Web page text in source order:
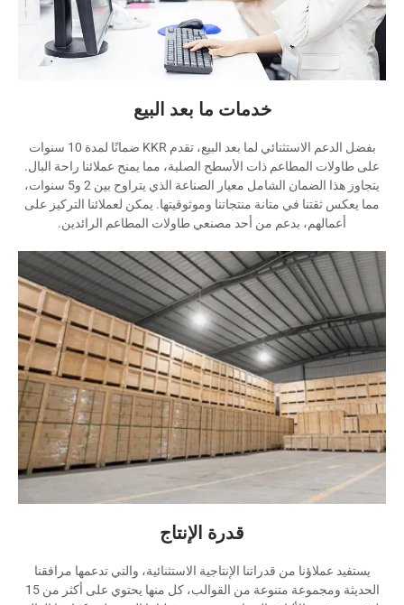
خدمات ما بعد البيع
بفضل الدعم الاستثنائي لما بعد البيع، تقدم KKR ضمانًا لمدة 10 سنوات
على طاولات المطاعم ذات الأسطح الصلبة، مما يمنح عملائنا راحة البال.
يتجاوز هذا الضمان الشامل معيار الصناعة الذي يتراوح بين 2 و5 سنوات،
مما يعكس ثقتنا في متانة منتجاتنا وموثوقيتها. يمكن لعملائنا التركيز على
أعمالهم، بدعم من أحد مصنعي طاولات المطاعم الرائدين.
قدرة الإنتاج
يستفيد عملاؤنا من قدراتنا الإنتاجية الاستثنائية، والتي تدعمها مرافقنا
الحديثة ومجموعة متنوعة من القوالب، كل منها يحتوي على أكثر من 15